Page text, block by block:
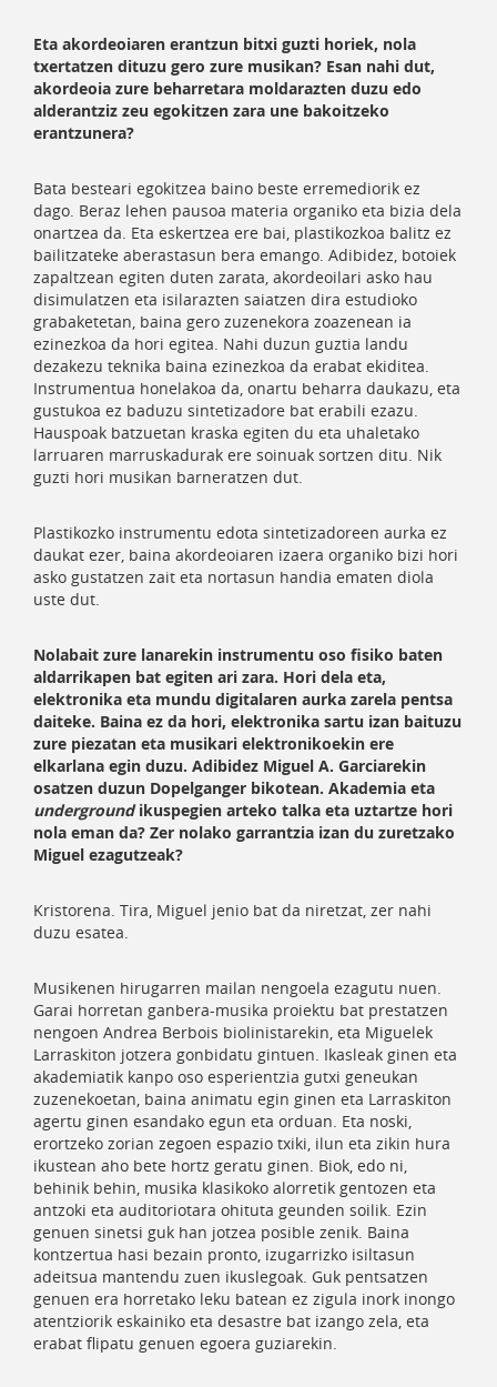
Eta akordeoiaren erantzun bitxi guzti horiek, nola
txertatzen dituzu gero zure musikan? Esan nahi dut,
akordeoia zure beharretara moldarazten duzu edo
alderantziz zeu egokitzen zara une bakoitzeko
erantzunera?
Bata besteari egokitzea baino beste erremediorik ez
dago. Beraz lehen pausoa materia organiko eta bizia dela
onartzea da. Eta eskertzea ere bai, plastikozkoa balitz ez
bailitzateke aberastasun bera emango. Adibidez, botoiek
zapaltzean egiten duten zarata, akordeoilari asko hau
disimulatzen eta isilarazten saiatzen dira estudioko
grabaketetan, baina gero zuzenekora zoazenean ia
ezinezkoa da hori egitea. Nahi duzun guztia landu
dezakezu teknika baina ezinezkoa da erabat ekiditea.
Instrumentua honelakoa da, onartu beharra daukazu, eta
gustukoa ez baduzu sintetizadore bat erabili ezazu.
Hauspoak batzuetan kraska egiten du eta uhaletako
larruaren marruskadurak ere soinuak sortzen ditu. Nik
guzti hori musikan barneratzen dut.
Plastikozko instrumentu edota sintetizadoreen aurka ez
daukat ezer, baina akordeoiaren izaera organiko bizi hori
asko gustatzen zait eta nortasun handia ematen diola
uste dut.
Nolabait zure lanarekin instrumentu oso fisiko baten
aldarrikapen bat egiten ari zara. Hori dela eta,
elektronika eta mundu digitalaren aurka zarela pentsa
daiteke. Baina ez da hori, elektronika sartu izan baituzu
zure piezatan eta musikari elektronikoekin ere
elkarlana egin duzu. Adibidez Miguel A. Garciarekin
osatzen duzun Dopelganger bikotean. Akademia eta
undergroundikuspegien arteko talka eta uztartze hori
nola eman da? Zer nolako garrantzia izan du zuretzako
Miguel ezagutzeak?
Kristorena. Tira, Miguel jenio bat da niretzat, zer nahi
duzu esatea.
Musikenen hirugarren mailan nengoela ezagutu nuen.
Garai horretan ganbera-musika proiektu bat prestatzen
nengoen Andrea Berbois biolinistarekin, eta Miguelek
Larraskiton jotzera gonbidatu gintuen. Ikasleak ginen eta
akademiatik kanpo oso esperientzia gutxi geneukan
zuzenekoetan, baina animatu egin ginen eta Larraskiton
agertu ginen esandako egun eta orduan. Eta noski,
erortzeko zorian zegoen espazio txiki, ilun eta zikin hura
ikustean aho bete hortz geratu ginen. Biok, edo ni,
behinik behin, musika klasikoko alorretik gentozen eta
antzoki eta auditoriotara ohituta geunden soilik. Ezin
genuen sinetsi guk han jotzea posible zenik. Baina
kontzertua hasi bezain pronto, izugarrizko isiltasun
adeitsua mantendu zuen ikuslegoak. Guk pentsatzen
genuen era horretako leku batean ez zigula inork inongo
atentziorik eskainiko eta desastre bat izango zela, eta
erabat flipatu genuen egoera guziarekin.